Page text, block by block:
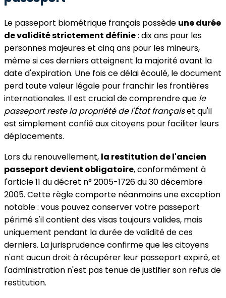
Le passeport biométrique français possède une durée
de validité strictement définie: dix ans pour les
personnes majeures et cinq ans pour les mineurs,
même si ces derniers atteignent la majorité avant la
date d'expiration. Une fois ce délai écoulé, le document
perd toute valeur légale pour franchir les frontières
internationales. Il est crucial de comprendre que le
passeport reste la propriété de l'État françaiset qu'il
est simplement confié aux citoyens pour faciliter leurs
déplacements.
Lors du renouvellement, la restitution de l'ancien
passeport devient obligatoire, conformément à
l'article 11 du décret n° 2005-1726 du 30 décembre
2005. Cette règle comporte néanmoins une exception
notable : vous pouvez conserver votre passeport
périmé s'il contient des visas toujours valides, mais
uniquement pendant la durée de validité de ces
derniers. La jurisprudence confirme que les citoyens
n'ont aucun droit à récupérer leur passeport expiré, et
l'administration n'est pas tenue de justifier son refus de
restitution.